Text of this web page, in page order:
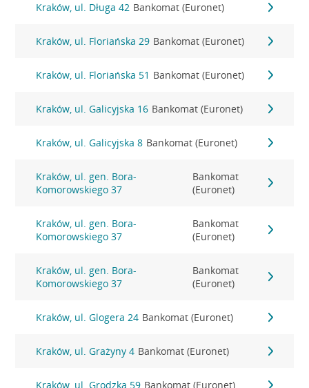
Kraków, ul. Długa 42 Bankomat (Euronet)
Kraków, ul. Floriańska 29 Bankomat (Euronet)
Kraków, ul. Floriańska 51 Bankomat (Euronet)
Kraków, ul. Galicyjska 16 Bankomat (Euronet)
Kraków, ul. Galicyjska 8 Bankomat (Euronet)
Kraków, ul. gen. Bora-
Komorowskiego 37
Bankomat
(Euronet)
Kraków, ul. gen. Bora-
Komorowskiego 37
Bankomat
(Euronet)
Kraków, ul. gen. Bora-
Komorowskiego 37
Bankomat
(Euronet)
Kraków, ul. Glogera 24 Bankomat (Euronet)
Kraków, ul. Grażyny 4 Bankomat (Euronet)
Kraków, ul. Grodzka 59 Bankomat (Euronet)